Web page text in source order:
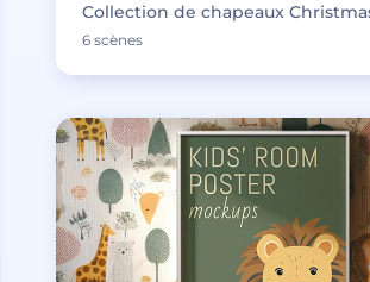
Collection de chapeaux
6 scènes